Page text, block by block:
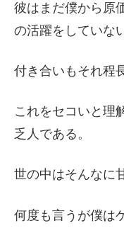
彼はまだ僕から原
の活躍をしていな
付き合いもそれ程
これをセコいと理
乏人である。
世の中はそんなに
何度も言うが僕は